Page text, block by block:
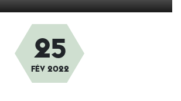
25
fév 2022